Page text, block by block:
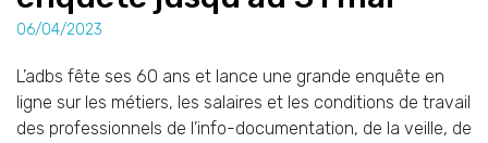
06/04/2023
L’adbs fête ses 60 ans et lance une grande enquête en
ligne sur les métiers, les salaires et les conditions de travail
des professionnels de l’info-documentation, de la veille, de